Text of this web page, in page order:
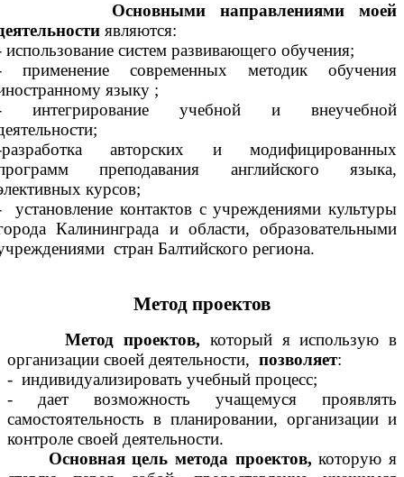
Основными направлениями моей
являются:
использование систем развивающего обучения;
применение современных методик обучения
языку ;
интегрирование учебной и внеучебной
авторских и модифицированных
преподавания английского языка,
курсов;
установление контактов с учреждениями культуры
Калининграда и области, образовательными
стран Балтийского региона.
Метод проектов
Метод проектов, который я использую в
организации своей деятельности, позволяет:
- индивидуализировать учебный процесс;
- дает возможность учащемуся проявлять
самостоятельность в планировании, организации и
контроле своей деятельности.
Основная цель метода проектов,которую я